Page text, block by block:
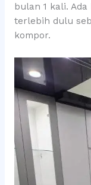
bulan 1 kali.
terlebih dulu
kompor.